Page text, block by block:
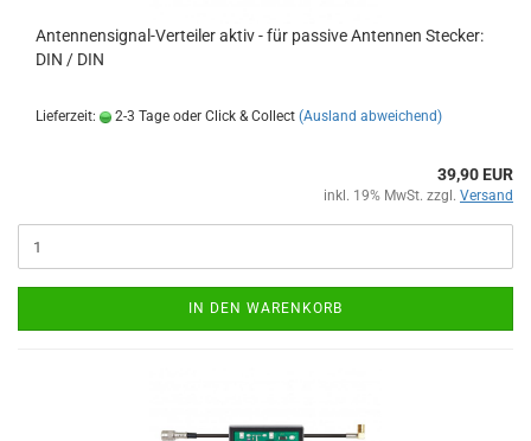
Antennensignal-Verteiler aktiv - für passive Antennen Stecker:
DIN / DIN
Lieferzeit: 2-3 Tage oder Click & Collect (Ausland abweichend)
39,90 EUR
inkl. 19% MwSt. zzgl. Versand
IN DEN WARENKORB